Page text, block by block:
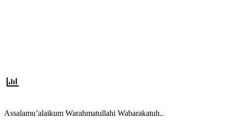
Assalamu’alaikum Warahmatullahi Wabarakatuh..